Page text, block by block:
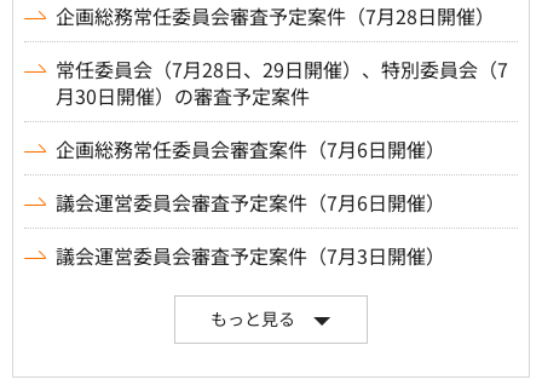
企画総務常任委員会審査予定案件（7月28日開催）
常任委員会（7月28日、29日開催）、特別委員会（7
月30日開催）の審査予定案件
企画総務常任委員会審査案件（7月6日開催）
議会運営委員会審査予定案件（7月6日開催）
議会運営委員会審査予定案件（7月3日開催）
もっと見る